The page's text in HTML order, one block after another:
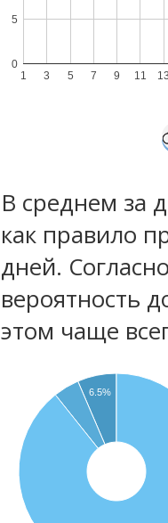
1 3 5 7 9 11
0
5
В среднем за
как правило
дней.
вероятность
этом чаще
6.5%